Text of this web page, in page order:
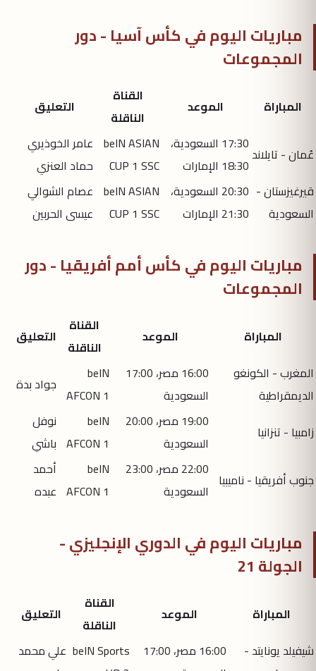
مباريات اليوم في كأس آسيا - دور
المجموعات
المباراة الموعد
القناة
الناقلة
التعليق
عُمان - تايلاند
17:30 السعودية،
18:30 الإمارات
beIN ASIAN
CUP 1 SSC
عامر الخوذيري
حماد العنزي
قيرغيزستان -
السعودية
20:30 السعودية،
21:30 الإمارات
beIN ASIAN
CUP 1 SSC
عصام الشوالي
عيسى الحربين
مباريات اليوم في كأس أمم أفريقيا - دور
المجموعات
المباراة الموعد
القناة
الناقلة
التعليق
المغرب - الكونغو
الديمقراطية
16:00 مصر، 17:00
السعودية
beIN
AFCON 1
جواد بدة
زامبيا - تنزانيا
19:00 مصر، 20:00
السعودية
beIN
AFCON 1
نوفل
باشي
جنوب أفريقيا - ناميبيا
22:00 مصر، 23:00
السعودية
beIN
AFCON 1
أحمد
عبده
مباريات اليوم في الدوري الإنجليزي -
الجولة 21
المباراة الموعد
القناة
الناقلة
التعليق
شيفيلد يونايتد -
16:00 مصر، 17:00
beIN Sports علي محمد